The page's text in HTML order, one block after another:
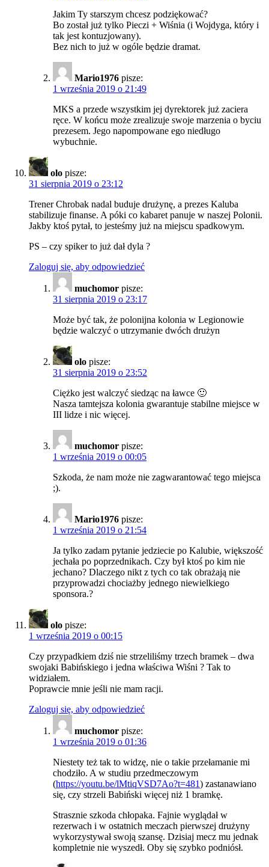
Jakim Ty starszym chcesz podziękować?
Bo został już tylko Pieczi + Wiśnia (i Wojdyga, który i
tak jest kontuzjowany).
Bez nich to już w ogóle będzie dramat.
Mario1976 pisze:
1 września 2019 o 21:49
MKS a przede wszystkim jej dyrektorek już zaciera
ręce. W końcu może zrealizuje swoje marzenia o byciu
prezesem. Jego napompowane ego niedługo
wybuchnie.
olo pisze:
31 sierpnia 2019 o 23:12
Trener Chrobak nadal buduje drużynę, a prezes Kaluba
stabilizuje finanse. A póki co kabaret panuje w naszej Polonii.
Jakby ktoś pytał, to jesteśmy już na miejscu spadkowym.
PS – czy spiker to już dał dyla ?
Zaloguj się, aby odpowiedzieć
muchomor pisze:
31 sierpnia 2019 o 23:17
Może być tak, że polonijna kolonia w Legionowie
będzie walczyć o utrzymanie dwóch drużyn
olo pisze:
31 sierpnia 2019 o 23:52
Ciężko jest walczyć siedząc na ławce 🙂
Nasza tamtejsza kolonia gwarantuje stabilne miejsce w
III lidze i nic więcej.
muchomor pisze:
1 września 2019 o 00:05
Szkoda, że nam może nie zagwarantować tego miejsca
;).
Mario1976 pisze:
1 września 2019 o 21:54
Ja tylko zadam pytanie jedziecie po Kalubie, większość
jechała po poprzednikach. Czy był ktoś po kim nie
jechano? Dlaczego nikt z tych co tak obrażają nie
przyprowadzi chociażby jednego niewielkiego
sponsora.?
olo pisze:
1 września 2019 o 00:15
Czy przypadkiem dziś nie strzeliliśmy trzech bramek – dwa
swojaki Babińskiego i jedna właściwa Wiśni ? Tak to
widziałem.
Poprawcie mnie jeśli nie mam racji.
Zaloguj się, aby odpowiedzieć
muchomor pisze:
1 września 2019 o 01:36
Niestety też tak to widzę, nie o takie przełamanie mi
chodziło. A w studiu przedmeczowym
(https://youtu.be/lMtiqVSD7Ao?t=481) zastanawiano
się, czy strzeli Babiński więcej niż 1 bramkę.
Strasznie szkoda chłopaka. Fajnie wyglądał w
rezerwach i w ostatnich meczach pierwszej drużyny
wykorzystywał swoją szansę. Dzisiaj mecz mu jednak
kompletnie nie wyszedł. Oby się szybko podniósł.